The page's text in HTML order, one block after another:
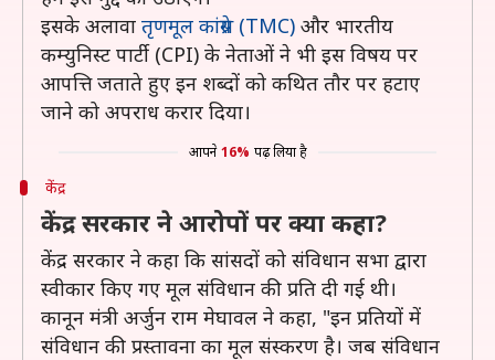
इसके अलावा तृणमूल कांग्रेस (TMC) और भारतीय
कम्युनिस्ट पार्टी (CPI) के नेताओं ने भी इस विषय पर
आपत्ति जताते हुए इन शब्दों को कथित तौर पर हटाए
जाने को अपराध करार दिया।
आपने 16% पढ़ लिया है
केंद्र
केंद्र सरकार ने आरोपों पर क्या कहा?
केंद्र सरकार ने कहा कि सांसदों को संविधान सभा द्वारा
स्वीकार किए गए मूल संविधान की प्रति दी गई थी।
कानून मंत्री अर्जुन राम मेघावल ने कहा, "इन प्रतियों में
संविधान की प्रस्तावना का मूल संस्करण है। जब संविधान